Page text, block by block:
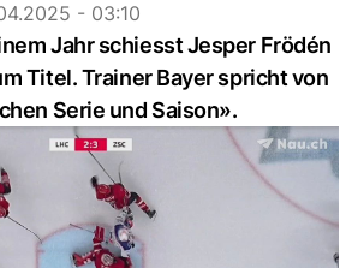
- 03:10
Jahr schiesst Jesper Frödén
Titel. Trainer Bayer spricht von
Serie und Saison».